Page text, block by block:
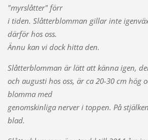
"myrslåtter" förr
i tiden. Slåtterblomman gillar inte
därför hos oss.
Ännu kan vi dock hitta den.
Slåtterblomman är lätt att känna igen,
och augusti hos oss, är ca 20-30 cm hög
blomma med
genomskinliga nerver i toppen. På
blad.